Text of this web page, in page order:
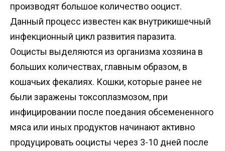
производят большое количество ооцист.
Данный процесс известен как внутрикишечный
инфекционный цикл развития паразита.
Ооцисты выделяются из организма хозяина в
больших количествах, главным образом, в
кошачьих фекалиях. Кошки, которые ранее не
были заражены токсоплазмозом, при
инфицировании после поедания обсемененного
мяса или иных продуктов начинают активно
продуцировать ооцисты через 3-10 дней после